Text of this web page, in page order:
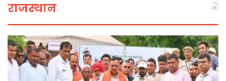
राजस्थान